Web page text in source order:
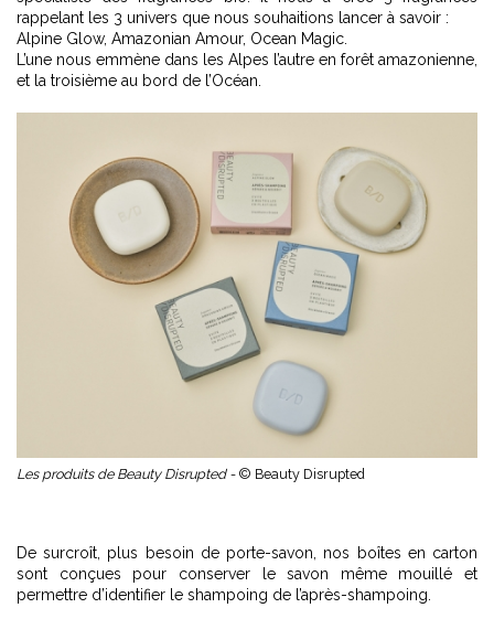
rappelant les 3 univers que nous souhaitions lancer à savoir :
Alpine Glow, Amazonian Amour, Ocean Magic.
L’une nous emmène dans les Alpes l’autre en forêt amazonienne,
et la troisième au bord de l’Océan.
Les produits de Beauty Disrupted - © Beauty Disrupted
De surcroît, plus besoin de porte-savon, nos boîtes en carton
sont conçues pour conserver le savon même mouillé et
permettre d’identifier le shampoing de l’après-shampoing.